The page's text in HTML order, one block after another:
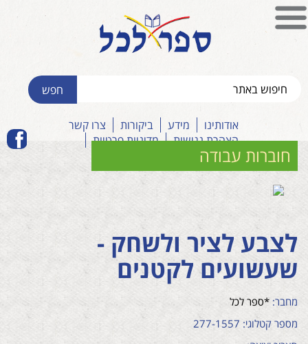
אודותינו מידע ביקורות
צרו קשר
הצהרת נגישות
מדיניות פרטיות
חוברות עבודה
לצבע לציר ולשחק -
שעשועים לקטנים
מחבר: *ספר לכל
מספר קטלוגי: 277-1557